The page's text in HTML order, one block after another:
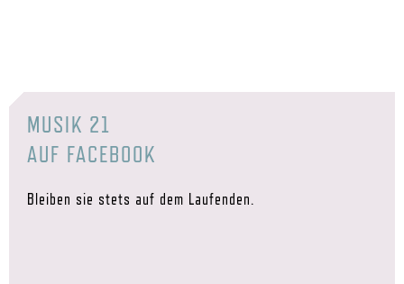
MUSIK 21
AUF FACEBOOK
Bleiben sie stets auf dem Laufenden.